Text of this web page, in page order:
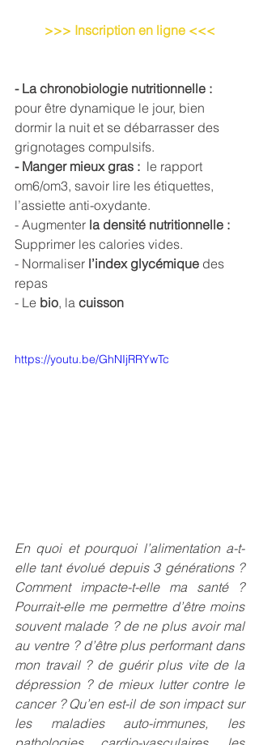
>>> Inscription en ligne <<<
- La chronobiologie nutritionnelle :
pour être dynamique le jour, bien
dormir la nuit et se débarrasser des
grignotages compulsifs.
- Manger mieux gras : le rapport
om6/om3, savoir lire les étiquettes,
l’assiette anti-oxydante.
- Augmenter la densité nutritionnelle :
Supprimer les calories vides.
- Normaliser l’index glycémique des
repas
- Le bio, la cuisson
https://youtu.be/GhNIjRRYwTc
En quoi et pourquoi l’alimentation a-t-
elle tant évolué depuis 3 générations ?
Comment impacte-t-elle ma santé ?
Pourrait-elle me permettre d’être moins
souvent malade ? de ne plus avoir mal
au ventre ? d’être plus performant dans
mon travail ? de guérir plus vite de la
dépression ? de mieux lutter contre le
cancer ? Qu’en est-il de son impact sur
les maladies auto-immunes, les